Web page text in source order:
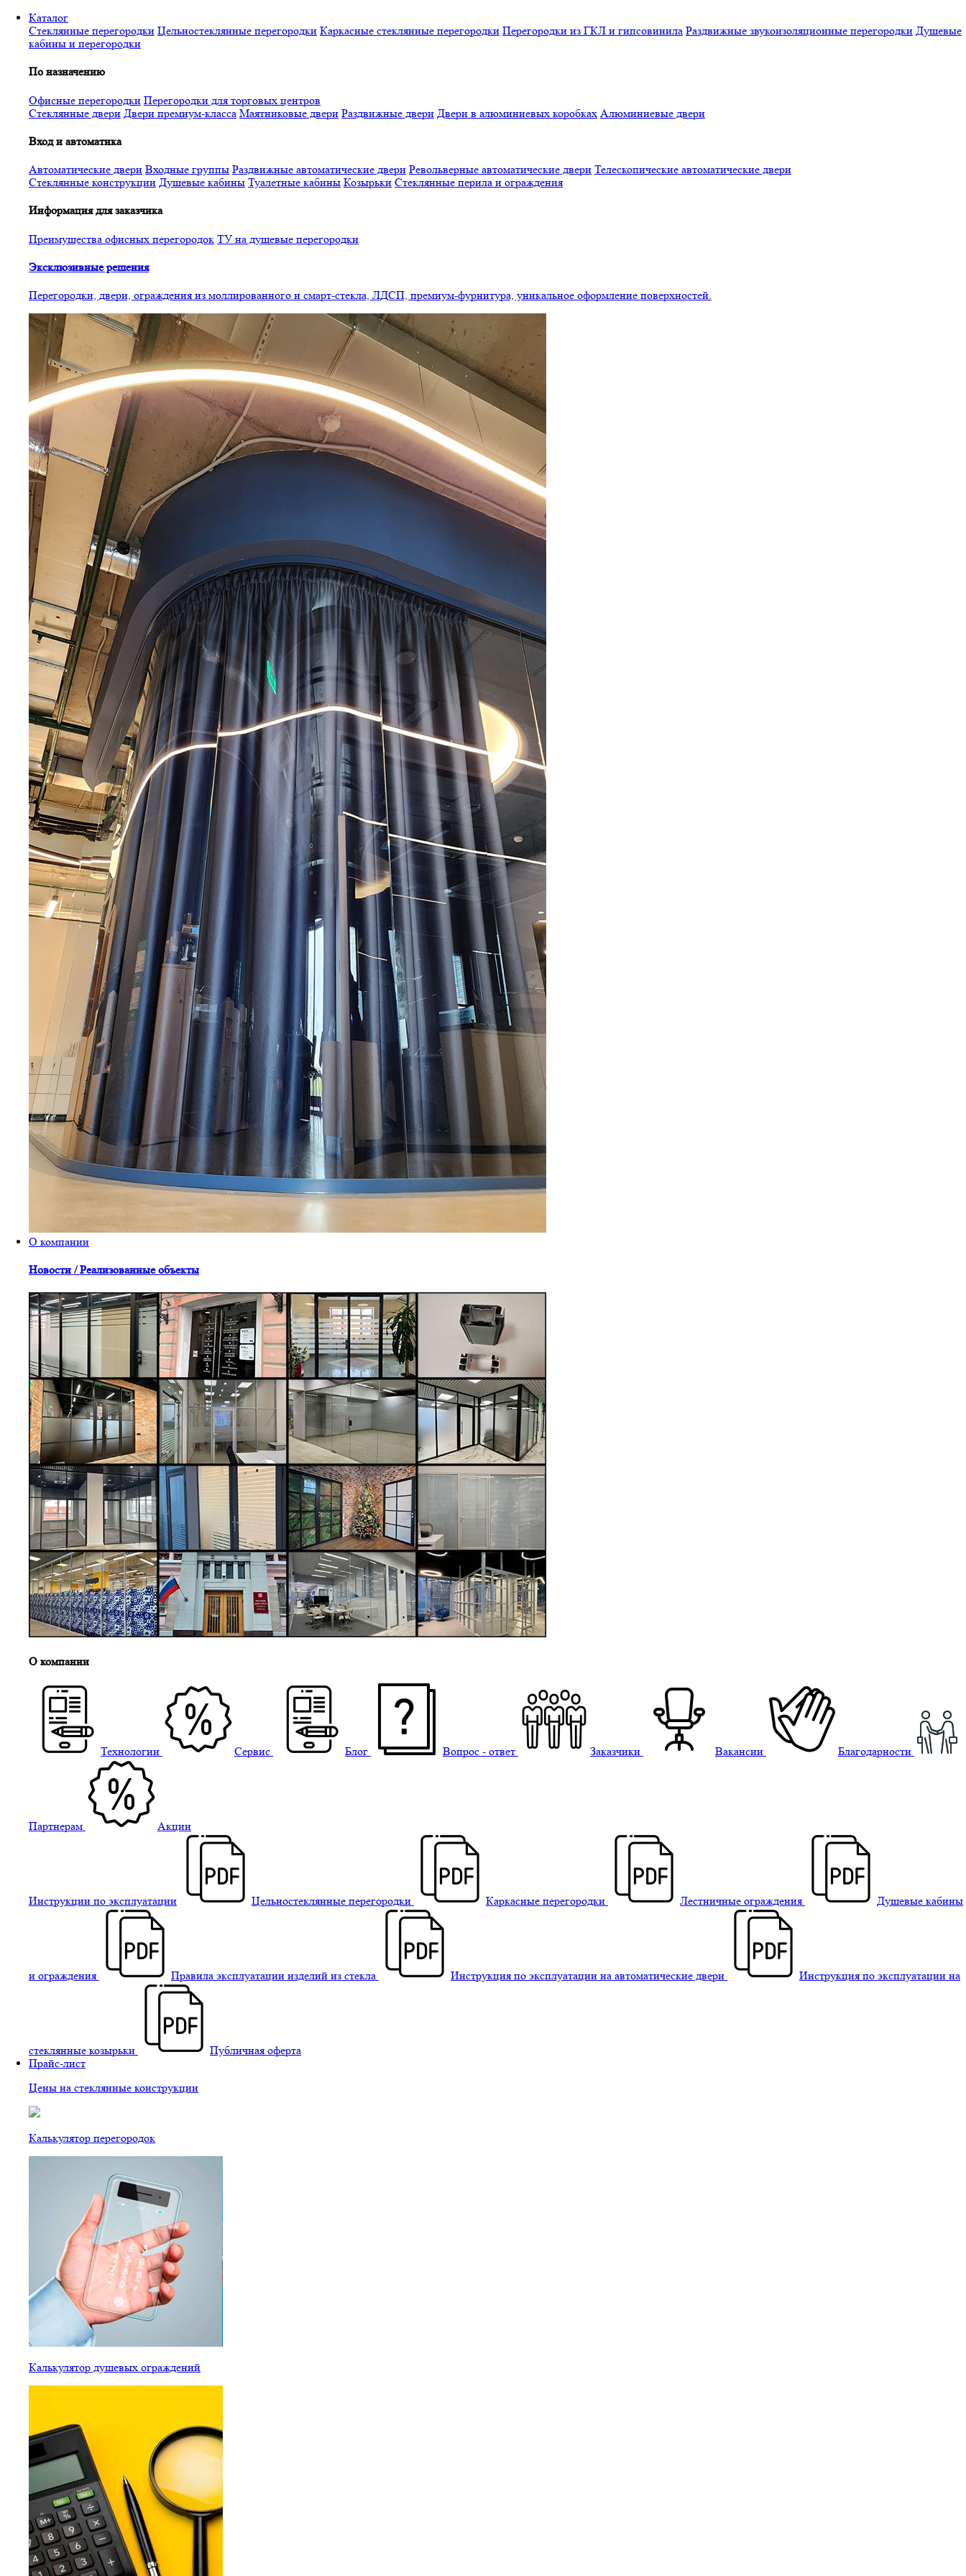
Перейти
основному
Каталог
Стеклянные перегородки Цельностеклянные перегородки Каркасные стеклянные перегородки Перегородки из ГКЛ и гипсовинила Раздвижные звукоизоляционные перегородки Душевые
кабины и перегородки
По назначению
Офисные перегородки Перегородки для торговых центров
Стеклянные двери Двери премиум-класса Маятниковые двери Раздвижные двери Двери в алюминиевых коробках Алюминиевые двери
Вход и автоматика
Автоматические двери Входные группы Раздвижные автоматические двери Револьверные автоматические двери Телескопические автоматические двери
Стеклянные конструкции Душевые кабины Туалетные кабины Козырьки Стеклянные перила и ограждения
Информация для заказчика
Преимущества офисных перегородок ТУ на душевые перегородки
Эксклюзивные решения
Перегородки, двери, ограждения из моллированного и смарт-стекла, ЛДСП, премиум-фурнитура, уникальное оформление поверхностей.
О компании
Новости / Реализованные объекты
О компании
Технологии Сервис Блог Вопрос - ответ Заказчики Вакансии Благодарности
Партнерам Акции
Инструкции по эксплуатации Цельностеклянные перегородки Каркасные перегородки Лестничные ограждения Душевые кабины
и ограждения Правила эксплуатации изделий из стекла Инструкция по эксплуатации на автоматические двери Инструкция по эксплуатации на
стеклянные козырьки
Публичная оферта
Прайс-лист
Цены на стеклянные конструкции
Калькулятор перегородок
Калькулятор душевых ограждений